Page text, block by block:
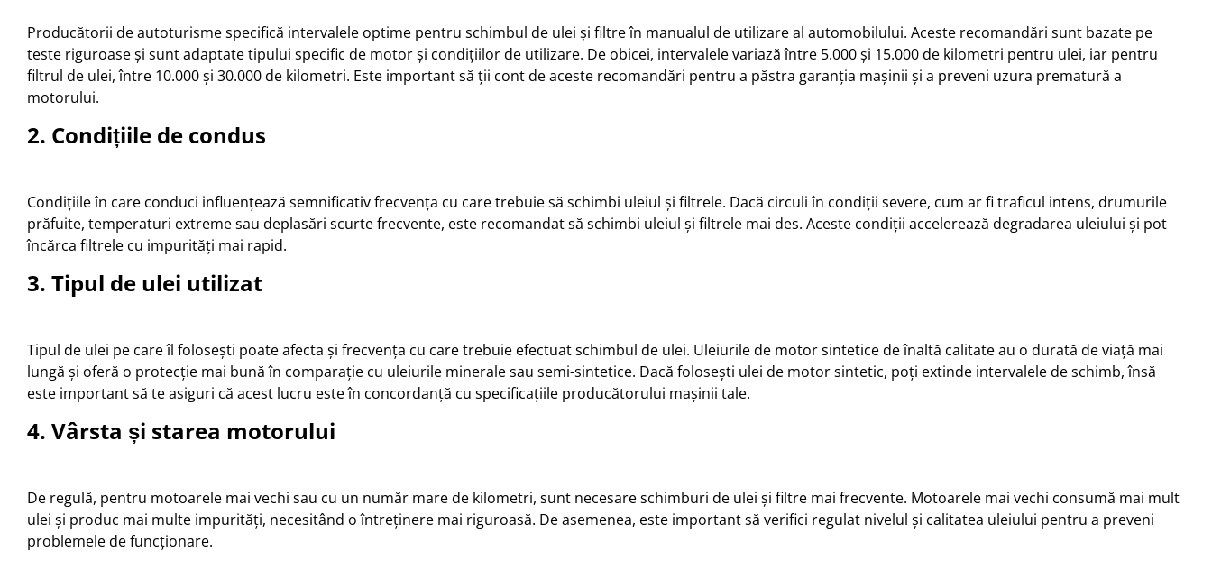
Producătorii de autoturisme specifică intervalele optime pentru schimbul de ulei și filtre în manualul de utilizare al automobilului. Aceste recomandări sunt bazate pe
teste riguroase și sunt adaptate tipului specific de motor și condițiilor de utilizare. De obicei, intervalele variază între 5.000 și 15.000 de kilometri pentru ulei, iar pentru
filtrul de ulei, între 10.000 și 30.000 de kilometri. Este important să ții cont de aceste recomandări pentru a păstra garanția mașinii și a preveni uzura prematură a
motorului.
2. Condițiile de condus
Condițiile în care conduci influențează semnificativ frecvența cu care trebuie să schimbi uleiul și filtrele. Dacă circuli în condiții severe, cum ar fi traficul intens, drumurile
prăfuite, temperaturi extreme sau deplasări scurte frecvente, este recomandat să schimbi uleiul și filtrele mai des. Aceste condiții accelerează degradarea uleiului și pot
încărca filtrele cu impurități mai rapid.
3. Tipul de ulei utilizat
Tipul de ulei pe care îl folosești poate afecta și frecvența cu care trebuie efectuat schimbul de ulei. Uleiurile de motor sintetice de înaltă calitate au o durată de viață mai
lungă și oferă o protecție mai bună în comparație cu uleiurile minerale sau semi-sintetice. Dacă folosești ulei de motor sintetic, poți extinde intervalele de schimb, însă
este important să te asiguri că acest lucru este în concordanță cu specificațiile producătorului mașinii tale.
4. Vârsta și starea motorului
De regulă, pentru motoarele mai vechi sau cu un număr mare de kilometri, sunt necesare schimburi de ulei și filtre mai frecvente. Motoarele mai vechi consumă mai mult
ulei și produc mai multe impurități, necesitând o întreținere mai riguroasă. De asemenea, este important să verifici regulat nivelul și calitatea uleiului pentru a preveni
problemele de funcționare.